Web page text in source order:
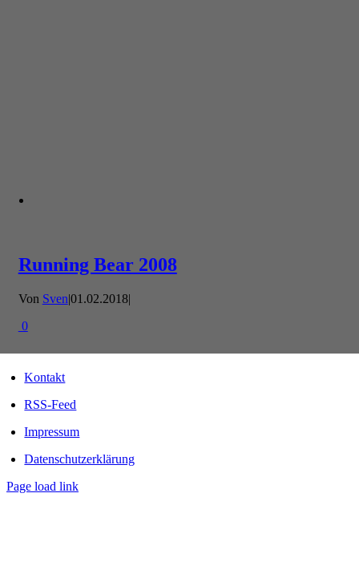
Running Bear 2008
Von Sven|01.02.2018|
0
Kontakt
RSS-Feed
Impressum
Datenschutzerklärung
Page load link